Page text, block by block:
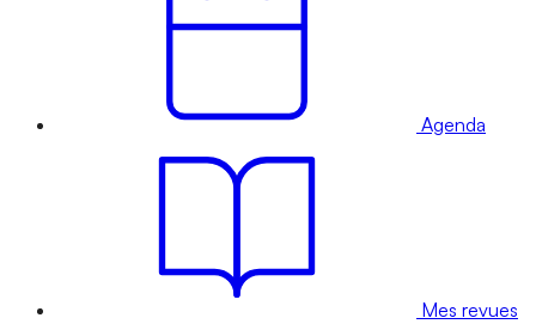
Agenda
Mes revues